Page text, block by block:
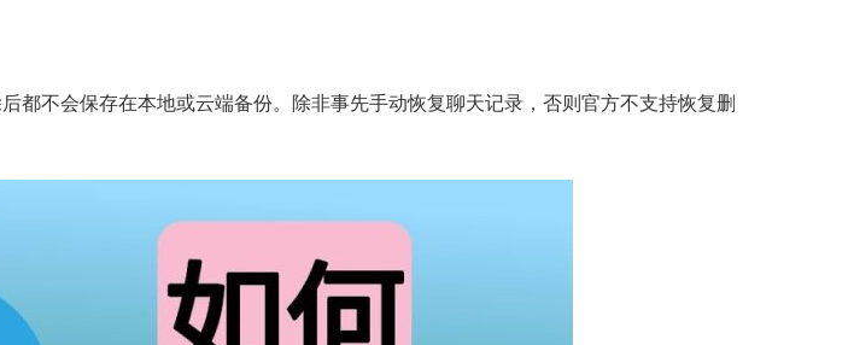
不会保存在本地或云端备份。除非事先手动恢复聊天记录，否则官方不支持恢复删